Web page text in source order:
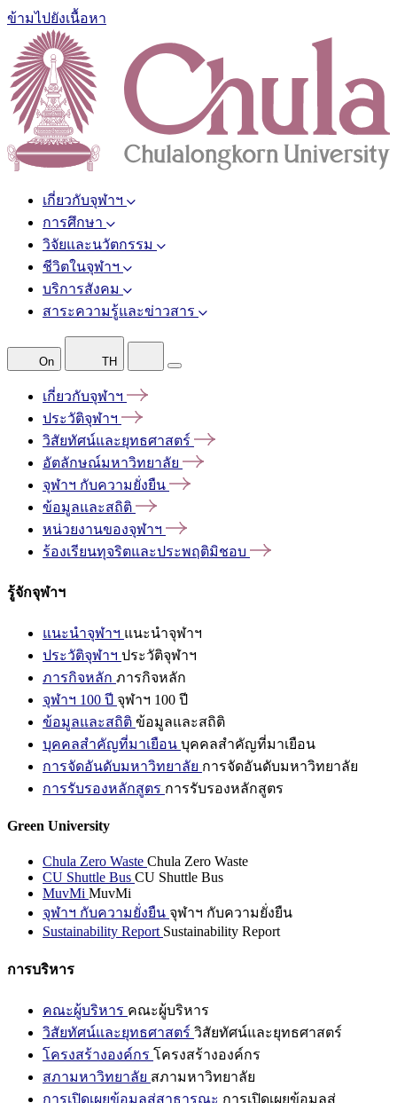
ข้ามไปยังเนื้อหา
เกี่ยวกับจุฬาฯ
การศึกษา
วิจัยและนวัตกรรม
ชีวิตในจุฬาฯ
บริการสังคม
สาระความรู้และข่าวสาร
On TH
เกี่ยวกับจุฬาฯ
ประวัติจุฬาฯ
วิสัยทัศน์และยุทธศาสตร์
อัตลักษณ์มหาวิทยาลัย
จุฬาฯ กับความยั่งยืน
ข้อมูลและสถิติ
หน่วยงานของจุฬาฯ
ร้องเรียนทุจริตและประพฤติมิชอบ
รู้จักจุฬาฯ
แนะนำจุฬาฯ แนะนำจุฬาฯ
ประวัติจุฬาฯ ประวัติจุฬาฯ
ภารกิจหลัก ภารกิจหลัก
จุฬาฯ 100 ปี จุฬาฯ 100 ปี
ข้อมูลและสถิติ ข้อมูลและสถิติ
บุคคลสำคัญที่มาเยือน บุคคลสำคัญที่มาเยือน
การจัดอันดับมหาวิทยาลัย การจัดอันดับมหาวิทยาลัย
การรับรองหลักสูตร การรับรองหลักสูตร
Green University
Chula Zero Waste Chula Zero Waste
CU Shuttle Bus CU Shuttle Bus
MuvMi MuvMi
จุฬาฯ กับความยั่งยืน จุฬาฯ กับความยั่งยืน
Sustainability Report Sustainability Report
การบริหาร
คณะผู้บริหาร คณะผู้บริหาร
วิสัยทัศน์และยุทธศาสตร์ วิสัยทัศน์และยุทธศาสตร์
โครงสร้างองค์กร โครงสร้างองค์กร
สภามหาวิทยาลัย สภามหาวิทยาลัย
การเปิดเผยข้อมูลสู่สาธารณะ การเปิดเผยข้อมูลสู่